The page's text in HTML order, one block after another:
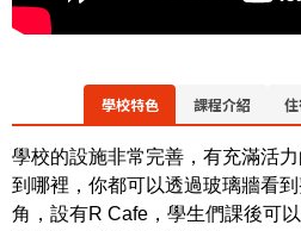
學校特色 課程介紹
學校的設施非常完善，有充滿活
到哪裡，你都可以透過玻璃牆看
角，設有R Cafe，學生們課後可